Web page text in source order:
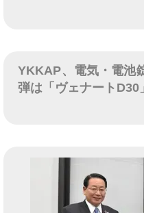
YKKAP、電気・電池
弾は「ヴェナートD30